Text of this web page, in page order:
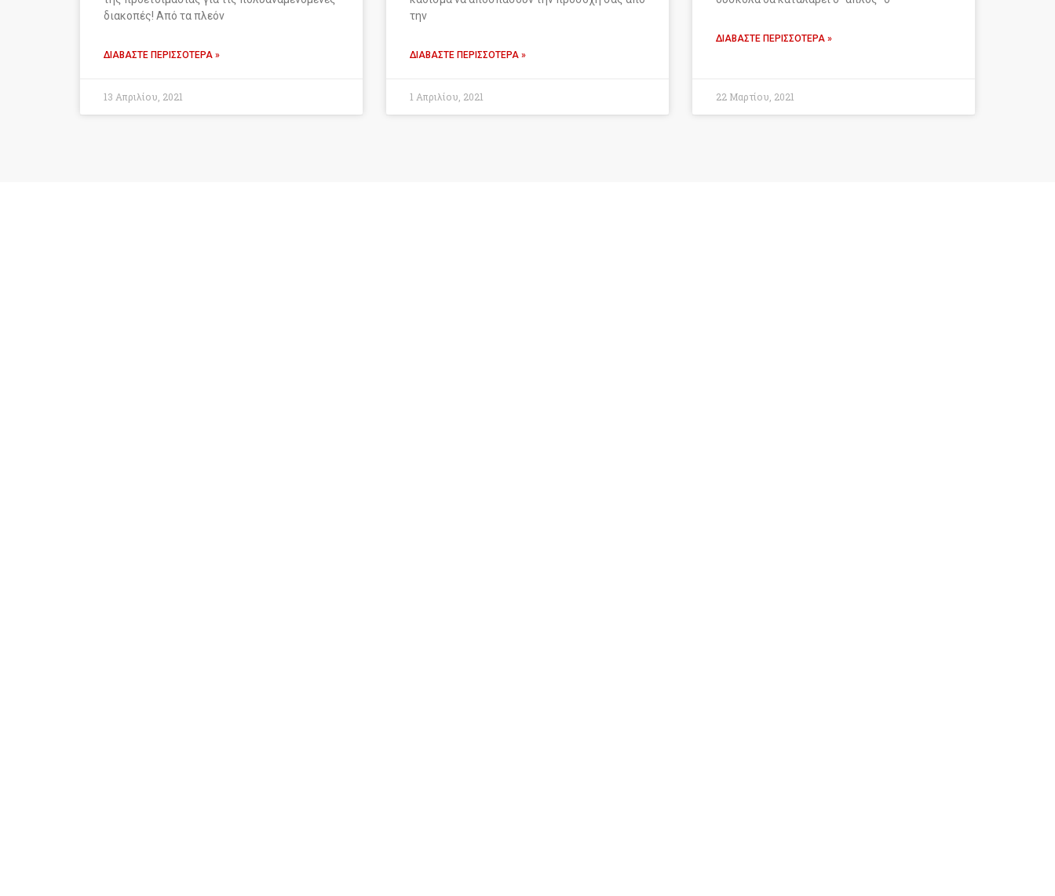
διακοπές! Από τα πλεόν
ΔΙΑΒΆΣΤΕ ΠΕΡΙΣΣΌΤΕΡΑ »
13 Απριλίου, 2021
την
ΔΙΑΒΆΣΤΕ ΠΕΡΙΣΣΌΤΕΡΑ »
1 Απριλίου, 2021
ΔΙΑΒΆΣΤΕ ΠΕΡΙΣΣΌΤΕΡΑ »
22 Μαρτίου, 2021